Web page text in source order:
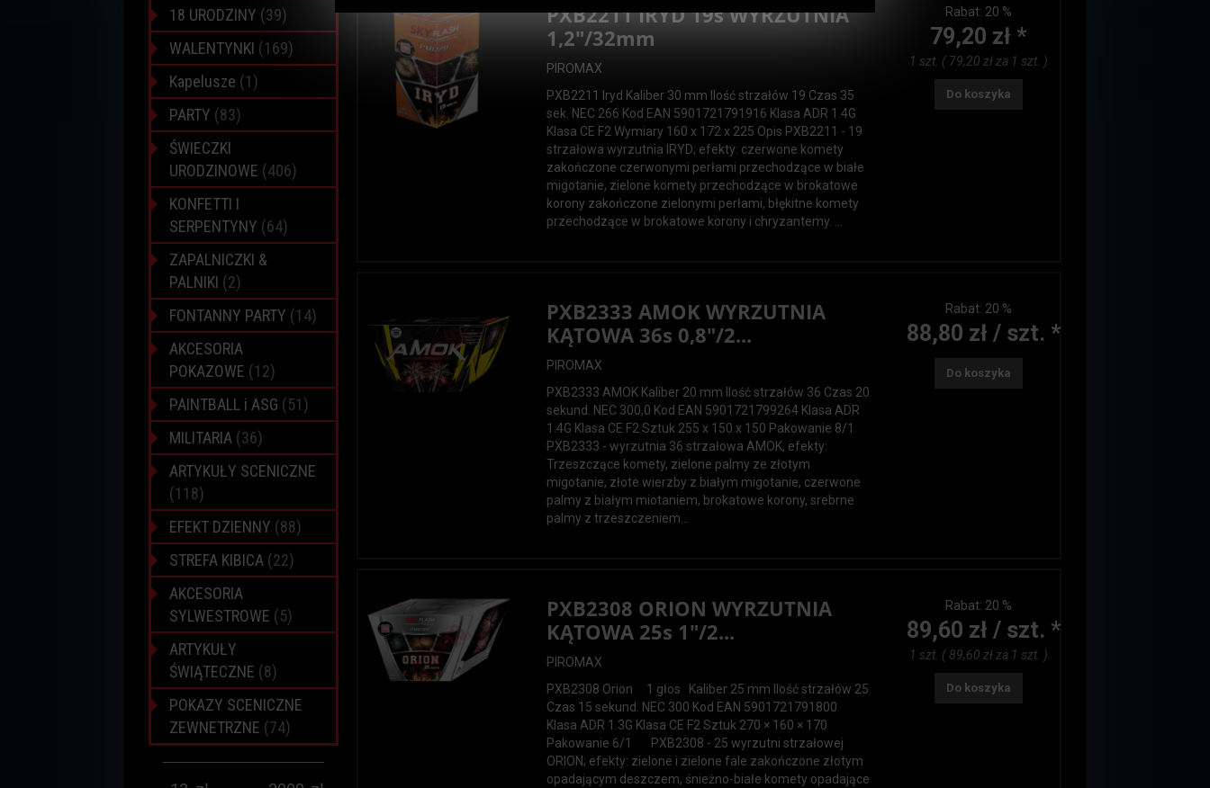
PXB2211 IRYD 19s WYRZUTNIA
1,2"/32mm
PIROMAX
PXB2211 Iryd Kaliber 30 mm Ilość strzałów 19 Czas 35
sek. NEC 266 Kod EAN 5901721791916 Klasa ADR 1.4G
Klasa CE F2 Wymiary 160 x 172 x 225 Opis PXB2211 - 19
strzałowa wyrzutnia IRYD; efekty: czerwone komety
zakończone czerwonymi perłami przechodzące w białe
migotanie, zielone komety przechodzące w brokatowe
korony zakończone zielonymi perłami, błękitne komety
przechodzące w brokatowe korony i chryzantemy. ...
Rabat: 20 %
79,20 zł *
1 szt. ( 79,20 zł za 1 szt. )
Do koszyka
PXB2333 AMOK WYRZUTNIA
KĄTOWA 36s 0,8"/2...
PIROMAX
PXB2333 AMOK Kaliber 20 mm Ilość strzałów 36 Czas 20
sekund. NEC 300,0 Kod EAN 5901721799264 Klasa ADR
1.4G Klasa CE F2 Sztuk 255 x 150 x 150 Pakowanie 8/1
PXB2333 - wyrzutnia 36 strzałowa AMOK, efekty:
Trzeszczące komety, zielone palmy ze złotym
migotanie, złote wierzby z białym migotanie, czerwone
palmy z białym miotaniem, brokatowe korony, srebrne
palmy z trzeszczeniem...
Rabat: 20 %
88,80 zł / szt. *
Do koszyka
PXB2308 ORION WYRZUTNIA
KĄTOWA 25s 1"/2...
PIROMAX
PXB2308 Orion 1 głos Kaliber 25 mm Ilość strzałów 25
Czas 15 sekund. NEC 300 Kod EAN 5901721791800
Klasa ADR 1.3G Klasa CE F2 Sztuk 270 × 160 × 170
Pakowanie 6/1 PXB2308 - 25 wyrzutni strzałowej
ORION; efekty: zielone i zielone fale zakończone złotym
opadającym deszczem, śnieżno-białe komety opadające
Rabat: 20 %
89,60 zł / szt. *
1 szt. ( 89,60 zł za 1 szt. )
Do koszyka
18 URODZINY (39)
WALENTYNKI (169)
Kapelusze (1)
PARTY (83)
ŚWIECZKI
URODZINOWE (406)
KONFETTI I
SERPENTYNY (64)
ZAPALNICZKI &
PALNIKI (2)
FONTANNY PARTY (14)
AKCESORIA
POKAZOWE (12)
PAINTBALL i ASG (51)
MILITARIA (36)
ARTYKUŁY SCENICZNE
(118)
EFEKT DZIENNY (88)
STREFA KIBICA (22)
AKCESORIA
SYLWESTROWE (5)
ARTYKUŁY
ŚWIĄTECZNE (8)
POKAZY SCENICZNE
ZEWNETRZNE (74)